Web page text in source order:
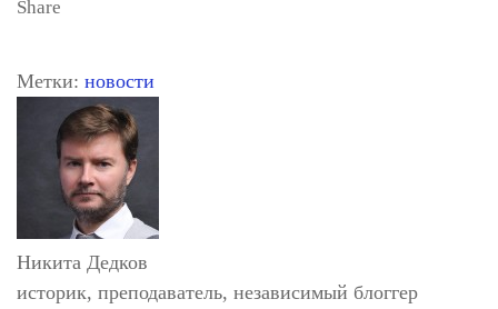
Share
Метки: новости
Никита Дедков
историк, преподаватель, независимый блоггер